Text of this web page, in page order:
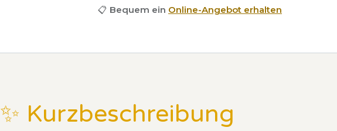
📋 Bequem ein Online-Angebot erhalten
✨ Kurzbeschreibung